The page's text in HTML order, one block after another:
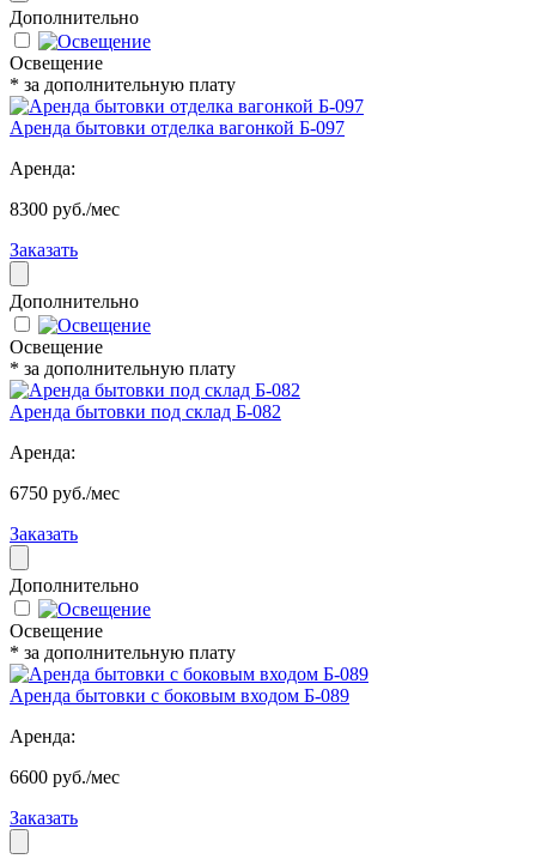
Дополнительно
Освещение
* за дополнительную плату
Аренда бытовки отделка вагонкой Б-097
Аренда:
8300 руб./мес
Заказать
Дополнительно
Освещение
* за дополнительную плату
Аренда бытовки под склад Б-082
Аренда:
6750 руб./мес
Заказать
Дополнительно
Освещение
* за дополнительную плату
Аренда бытовки с боковым входом Б-089
Аренда:
6600 руб./мес
Заказать